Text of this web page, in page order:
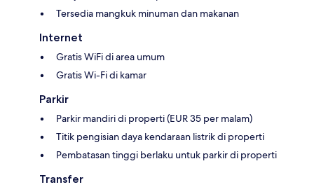
Tersedia mangkuk minuman dan makanan
Internet
Gratis WiFi di area umum
Gratis Wi-Fi di kamar
Parkir
Parkir mandiri di properti (EUR 35 per malam)
Titik pengisian daya kendaraan listrik di properti
Pembatasan tinggi berlaku untuk parkir di properti
Transfer